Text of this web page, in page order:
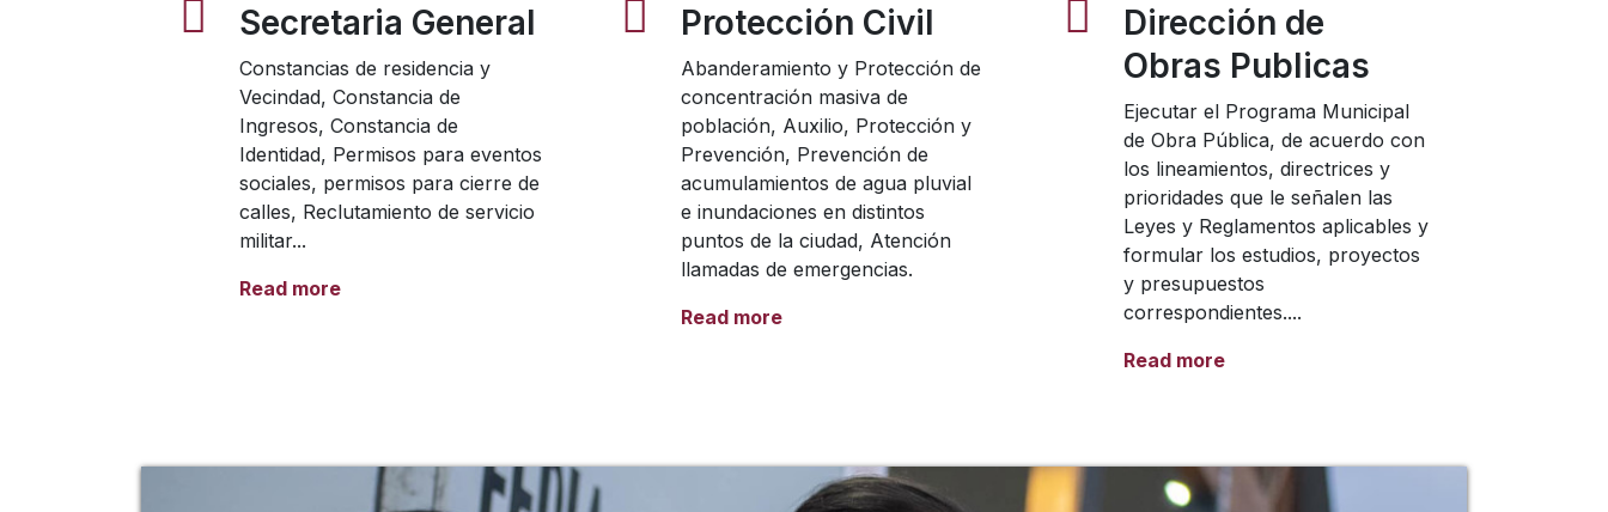
Secretaria General
Constancias de residencia y
Vecindad, Constancia de
Ingresos, Constancia de
Identidad, Permisos para eventos
sociales, permisos para cierre de
calles, Reclutamiento de servicio
militar...
Read more
Protección Civil
Abanderamiento y Protección de
concentración masiva de
población, Auxilio, Protección y
Prevención, Prevención de
acumulamientos de agua pluvial
e inundaciones en distintos
puntos de la ciudad, Atención
llamadas de emergencias.
Read more
Dirección de
Obras Publicas
Ejecutar el Programa Municipal
de Obra Pública, de acuerdo con
los lineamientos, directrices y
prioridades que le señalen las
Leyes y Reglamentos aplicables y
formular los estudios, proyectos
y presupuestos
correspondientes....
Read more